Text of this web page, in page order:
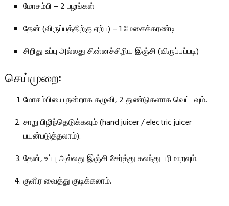
மோசம்பி – 2 பழங்கள்
தேன் (விருப்பத்திற்கு ஏற்ப) – 1 மேசைக்கரண்டி
சிறிது உப்பு அல்லது சின்னச்சிறிய இஞ்சி (விருப்பப்படி)
செய்முறை:
மோசம்பியை நன்றாக கழுவி, 2 துண்டுகளாக வெட்டவும்.
சாறு பிழிந்தெடுக்கவும் (hand juicer / electric juicer
பயன்படுத்தலாம்).
தேன், உப்பு அல்லது இஞ்சி சேர்த்து கலந்து பரிமாறவும்.
குளிர வைத்து குடிக்கலாம்.